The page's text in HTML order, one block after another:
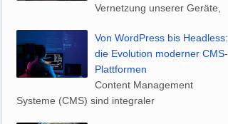
Vernetzung unserer Geräte,
Von WordPress bis Headless:
die Evolution moderner CMS-
Plattformen
Content Management
Systeme (CMS) sind integraler